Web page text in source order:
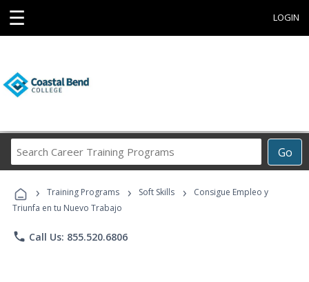
☰ LOGIN
Go
Career
Programs
› Training Programs › Soft Skills ›
Consigue Empleo y
Triunfa en tu Nuevo Trabajo
phone Call Us: 855.520.6806